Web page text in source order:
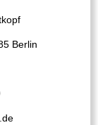
Berlin